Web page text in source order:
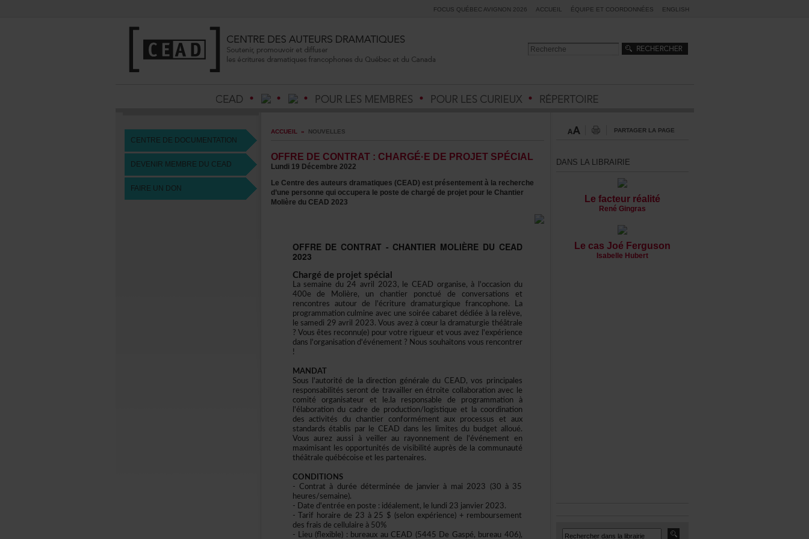
FOCUSQUÉBECAVIGNON2026 ACCUEIL ÉQUIPEETCOORDONNÉES ENGLISH
CENTREDEDOCUMENTATION
DEVENIRMEMBREDUCEAD
FAIREUNDON
ACCUEIL » NOUVELLES
OFFREDECONTRAT:CHARGÉ·EDEPROJETSPÉCIAL
Lundi19Décembre2022
LeCentredesauteursdramatiques(CEAD)estprésentementàlarecherche
d’unepersonnequioccuperalepostedechargédeprojetpourleChantier
MolièreduCEAD2023
OFFREDECONTRAT-CHANTIERMOLIÈREDUCEAD
2023
Chargédeprojetspécial
Lasemainedu24avril2023,leCEADorganise,àl'occasiondu
400edeMolière,unchantierponctuédeconversationset
rencontresautourdel'écrituredramaturgiquefrancophone.La
programmationculmineavecunesoiréecabaretdédiéeàlarelève,
lesamedi29avril2023.Vousavezàcœurladramaturgiethéâtrale
?Vousêtesreconnu(e)pourvotrerigueuretvousavezl'expérience
dansl'organisationd'événement?Noussouhaitonsvousrencontrer
!
MANDAT
Sousl'autoritédeladirectiongénéraleduCEAD,vosprincipales
responsabilitésserontdetravaillerenétroitecollaborationavecle
comitéorganisateuretle.laresponsabledeprogrammationà
l'élaborationducadredeproduction/logistiqueetlacoordination
desactivitésduchantierconformémentauxprocessusetaux
standardsétablisparleCEADdansleslimitesdubudgetalloué.
Vousaurezaussiàveilleraurayonnementdel'événementen
maximisantlesopportunitésdevisibilitéauprèsdelacommunauté
théâtralequébécoiseetlespartenaires.
CONDITIONS
-Contratàduréedéterminéedejanvieràmai2023(30à35
heures/semaine).
-Dated'entréeenposte:idéalement,lelundi23janvier2023.
-Tarifhorairede23à25$(selonexpérience)+remboursement
desfraisdecellulaireà50%
-Lieu(flexible):bureauxauCEAD(5445DeGaspé,bureau406),
PARTAGERLAPAGE
DANSLALIBRAIRIE
Lefacteurréalité
RenéGingras
LecasJoéFerguson
IsabelleHubert